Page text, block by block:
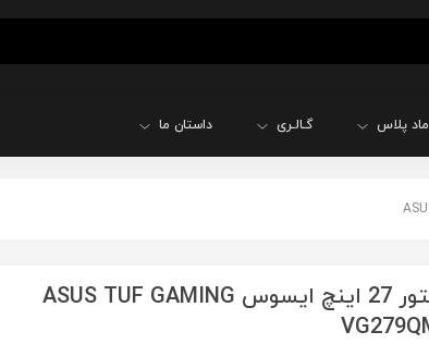
پلاس گـالـری داستان ما
مانیتور 27 اینچ ایسوس ASUS TUF GAMING